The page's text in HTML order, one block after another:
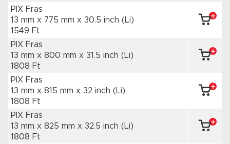
PIX Fras
13 mm x 775 mm x 30.5 inch (Li)
1549 Ft
PIX Fras
13 mm x 800 mm x 31.5 inch (Li)
1808 Ft
PIX Fras
13 mm x 815 mm x 32 inch (Li)
1808 Ft
PIX Fras
13 mm x 825 mm x 32.5 inch (Li)
1808 Ft